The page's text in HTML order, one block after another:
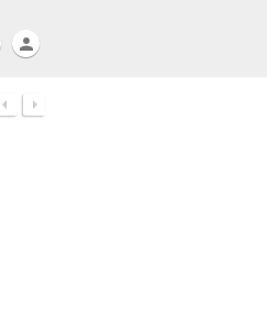
person